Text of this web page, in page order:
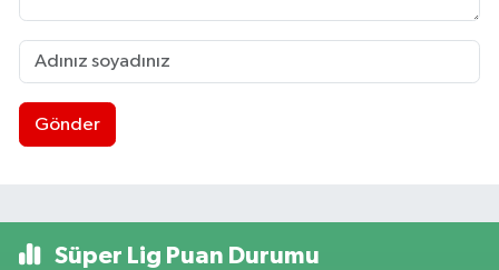
Gönder
Süper Lig Puan Durumu